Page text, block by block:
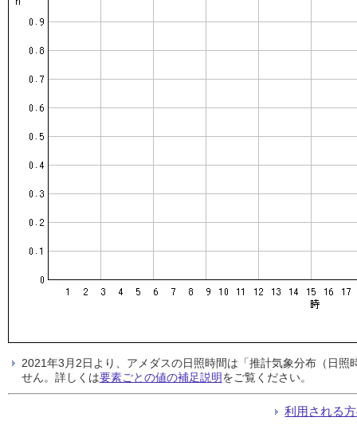
2021年3月2日より、アメダスの日照時間は「推計気象分布（日
せん。詳しくは要素ごとの値の補足説明をご覧ください。
利用される